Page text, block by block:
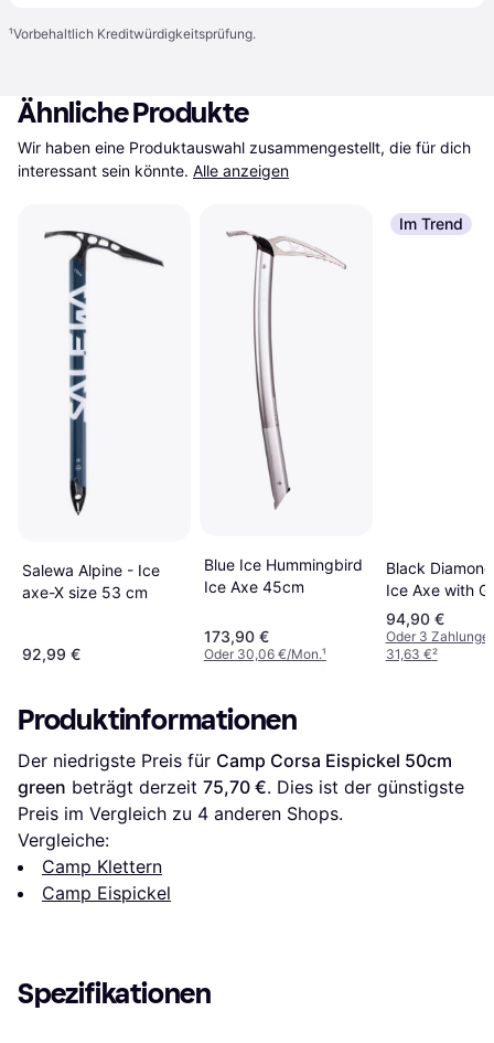
¹Vorbehaltlich Kreditwürdigkeitsprüfung.
Ähnliche Produkte
Wir haben eine Produktauswahl zusammengestellt, die für dich
interessant sein könnte. Alle anzeigen
Salewa Alpine - Ice
axe-X size 53 cm
92,99 €
Blue Ice Hummingbird
Ice Axe 45cm
173,90 €
Oder 30,06 €/Mon.¹
Im Trend
Black
Ice Axe with
65cm
94,90 €
Oder 3
31,63 €²
Produktinformationen
Der niedrigste Preis für Camp Corsa Eispickel 50cm
green beträgt derzeit 75,70 €. Dies ist der günstigste
Preis im Vergleich zu 4 anderen Shops.
Vergleiche:
Camp Klettern
Camp Eispickel
Spezifikationen